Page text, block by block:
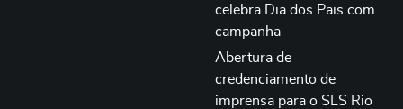
celebra Dia dos Pais com
campanha
Abertura de
credenciamento de
imprensa para o SLS Rio